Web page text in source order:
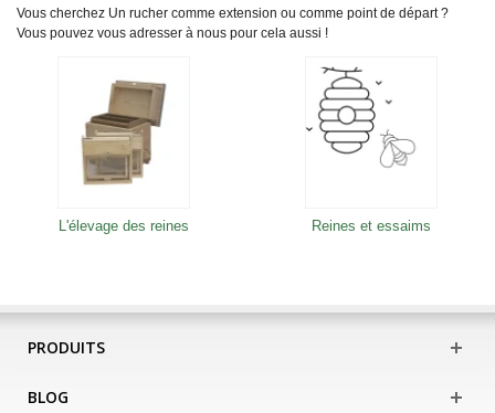
Vous cherchez Un rucher comme extension ou comme point de départ ?
Vous pouvez vous adresser à nous pour cela aussi !
L'élevage des reines Reines et essaims
PRODUITS
BLOG